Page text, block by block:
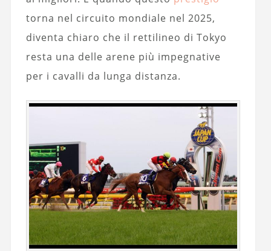
torna nel circuito mondiale nel 2025,
diventa chiaro che il rettilineo di Tokyo
resta una delle arene più impegnative
per i cavalli da lunga distanza.